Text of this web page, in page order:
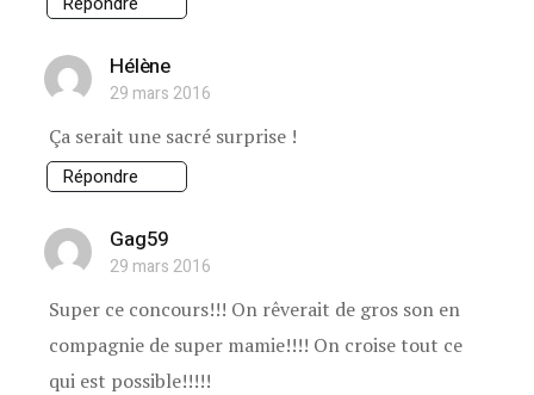
Hélène
29 mars 2016
Ça serait une sacré surprise !
Répondre
Gag59
29 mars 2016
Super ce concours!!! On rêverait de gros son en
compagnie de super mamie!!!! On croise tout ce
qui est possible!!!!!